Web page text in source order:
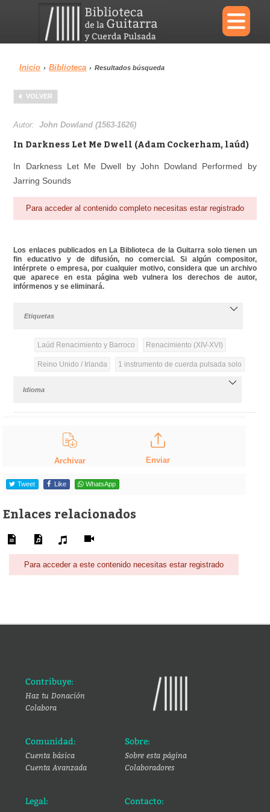
×
Menu
Biblioteca
Área personal
Inicio › Biblioteca › Resultados búsqueda
VOLVER
Autor:John Dowland (1563-1626)
In Darkness Let Me Dwell (Adam Cockerham, laúd)
In Darkness Let Me Dwell by John Dowland Performed by
Jarring Sounds
Para acceder al contenido completo necesitas estar registrado
Los enlaces publicados en La Biblioteca de la Guitarra solo tienen un
fin educativo y de difusión, no comercial. Si algún compositor,
intérprete o empresa, por cualquier motivo, considera que un archivo
que aparece en esta página web vulnera los derechos de autor,
infórmenos y se eliminará.
Etiquetas
Laúd Renacimiento y Barroco Renacimiento (XIV-XVI)
Reino Unido / Irlanda 1 instrumento de cuerda pulsada solo
Idioma
Archivar Enviar
Tweet Like WhatsApp
Enlaces relacionados
Para acceder a este contenido necesitas estar registrado
Contribuye:
Haz tu Donación
Colabora
Comunidad:
Cuenta básica
Cuenta Avanzada
Sobre:
Sobre esta página
Colaboradores
Legal: Contacto: